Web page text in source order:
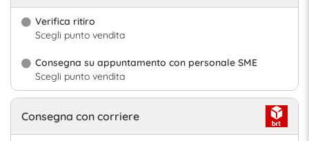
Verifica ritiro
Scegli punto vendita
Consegna su appuntamento con personale SME
Scegli punto vendita
Consegna con corriere